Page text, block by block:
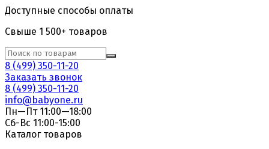
Доступные способы оплаты
Свыше 1 500+ товаров
8 (499) 350-11-20
Заказать звонок
8 (499) 350-11-20
info@babyone.ru
Пн—Пт 11:00—18:00
Сб-Вс 11:00-15:00
Каталог товаров